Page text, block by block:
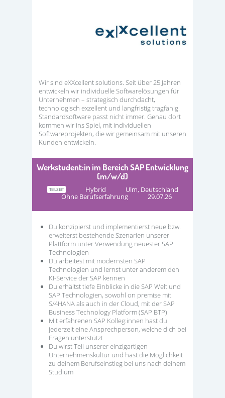
Wir sind eXXcellent solutions. Seit über 25 Jahren
entwickeln wir individuelle Softwarelösungen für
Unternehmen – strategisch durchdacht,
technologisch exzellent und langfristig tragfähig.
Standardsoftware passt nicht immer. Genau dort
kommen wir ins Spiel, mit individuellen
Softwareprojekten, die wir gemeinsam mit unseren
Kunden entwickeln.
Werkstudent:in im Bereich SAP Entwicklung
(m/w/d)
TEILZEIT Hybrid Ulm, Deutschland
Ohne Berufserfahrung 29.07.26
Du konzipierst und implementierst neue bzw.
erweiterst bestehende Szenarien unserer
Plattform unter Verwendung neuester SAP
Technologien
Du arbeitest mit modernsten SAP
Technologien und lernst unter anderem den
KI-Service der SAP kennen
Du erhältst tiefe Einblicke in die SAP Welt und
SAP Technologien, sowohl on premise mit
S/4HANA als auch in der Cloud, mit der SAP
Business Technology Platform (SAP BTP)
Mit erfahrenen SAP Kolleg:innen hast du
jederzeit eine Ansprechperson, welche dich bei
Fragen unterstützt
Du wirst Teil unserer einzigartigen
Unternehmenskultur und hast die Möglichkeit
zu deinem Berufseinstieg bei uns nach deinem
Studium